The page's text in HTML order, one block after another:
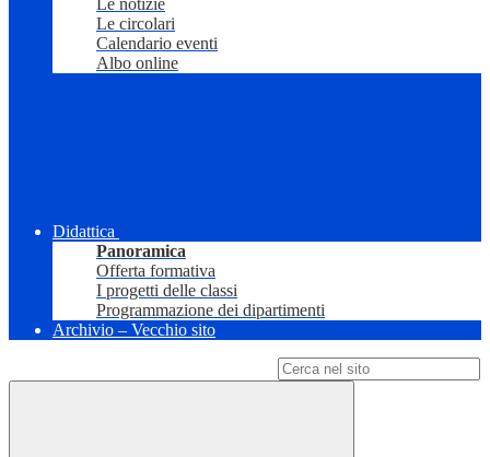
Le notizie
Le circolari
Calendario eventi
Albo online
Didattica
Panoramica
Offerta formativa
I progetti delle classi
Programmazione dei dipartimenti
Archivio – Vecchio sito